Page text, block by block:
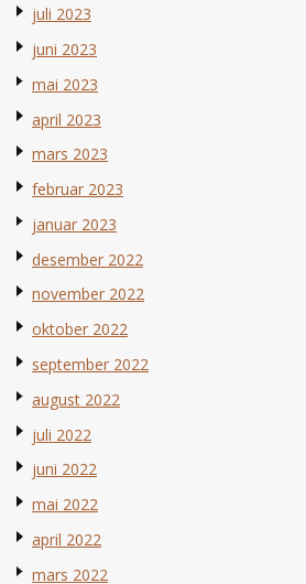
juli 2023
juni 2023
mai 2023
april 2023
mars 2023
februar 2023
januar 2023
desember 2022
november 2022
oktober 2022
september 2022
august 2022
juli 2022
juni 2022
mai 2022
april 2022
mars 2022